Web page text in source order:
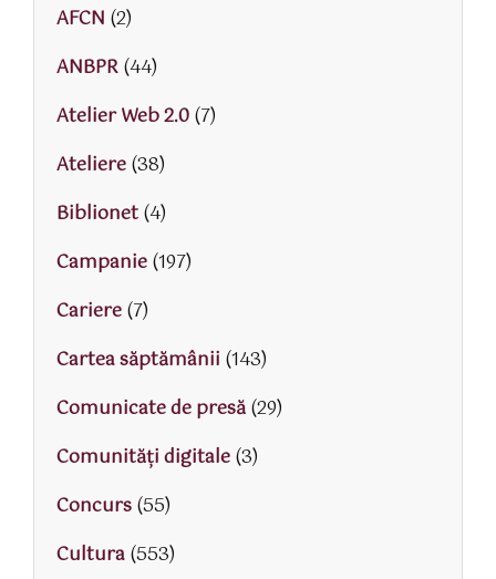
AFCN (2)
ANBPR(44)
Atelier Web 2.0(7)
Ateliere(38)
Biblionet(4)
Campanie(197)
Cariere(7)
Cartea săptămânii (143)
Comunicate de presă(29)
Comunități digitale(3)
Concurs(55)
Cultura(553)